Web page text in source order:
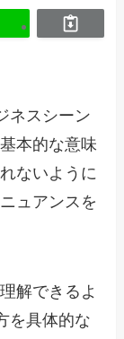
ネスシーン
本的な意味
ないように
ュアンスを
解できるよ
を具体的な